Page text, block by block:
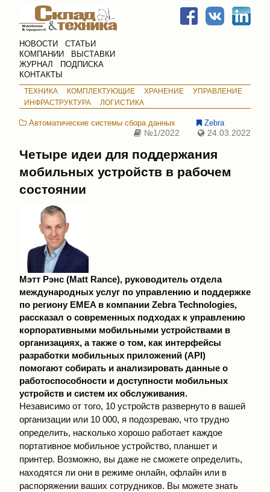
НОВОСТИ
СТАТЬИ
КОМПАНИИ
ВЫСТАВКИ
ЖУРНАЛ
ПОДПИСКА
КОНТАКТЫ
ТЕХНИКА КОМПЛЕКТУЮЩИЕ ХРАНЕНИЕ
УПРАВЛЕНИЕ
ИНФРАСТРУКТУРА
ЛОГИСТИКА
Автоматические системы сбора данных
Zebra
№1/2022
24.03.2022
Четыре идеи для поддержания
мобильных устройств в рабочем
состоянии
Мэтт Рэнс (Matt Rance), руководитель отдела
международных услуг по управлению и поддержке
по региону EMEA в компании Zebra Technologies,
рассказал о современных подходах к управлению
корпоративными мобильными устройствами в
организациях, а также о том, как интерфейсы
разработки мобильных приложений (API)
помогают собирать и анализировать данные о
работоспособности и доступности мобильных
устройств и систем их обслуживания.
Независимо от того, 10 устройств развернуто в вашей
организации или 10 000, я подозреваю, что трудно
определить, насколько хорошо работает каждое
портативное мобильное устройство, планшет и
принтер. Возможно, вы даже не сможете определить,
находятся ли они в режиме онлайн, офлайн или в
распоряжении ваших сотрудников. Вы можете знать